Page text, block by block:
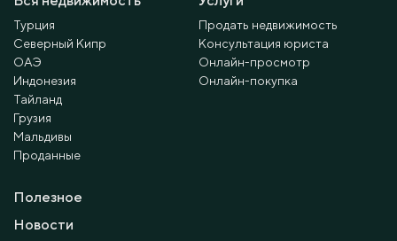
Турция
Северный Кипр
ОАЭ
Индонезия
Тайланд
Грузия
Мальдивы
Проданные
Продать недвижимость
Консультация юриста
Онлайн-просмотр
Онлайн-покупка
Полезное
Новости